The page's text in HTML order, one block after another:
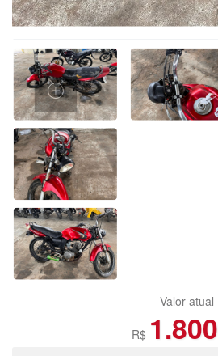
Valor atual
R$ 1.800